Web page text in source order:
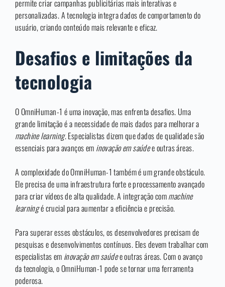
permite criar campanhas publicitárias mais interativas e
personalizadas. A tecnologia integra dados de comportamento do
usuário, criando conteúdo mais relevante e eficaz.
Desafios e limitações da
tecnologia
O OmniHuman-1 é uma inovação, mas enfrenta desafios. Uma
grande limitação é a necessidade de mais dados para melhorar a
machine learning. Especialistas dizem que dados de qualidade são
essenciais para avanços em inovação em saúdee outras áreas.
A complexidade do OmniHuman-1 também é um grande obstáculo.
Ele precisa de uma infraestrutura forte e processamento avançado
para criar vídeos de alta qualidade. A integração commachine
learningé crucial para aumentar a eficiência e precisão.
Para superar esses obstáculos, os desenvolvedores precisam de
pesquisas e desenvolvimentos contínuos. Eles devem trabalhar com
especialistas em inovação em saúdee outras áreas. Com o avanço
da tecnologia, o OmniHuman-1 pode se tornar uma ferramenta
poderosa.